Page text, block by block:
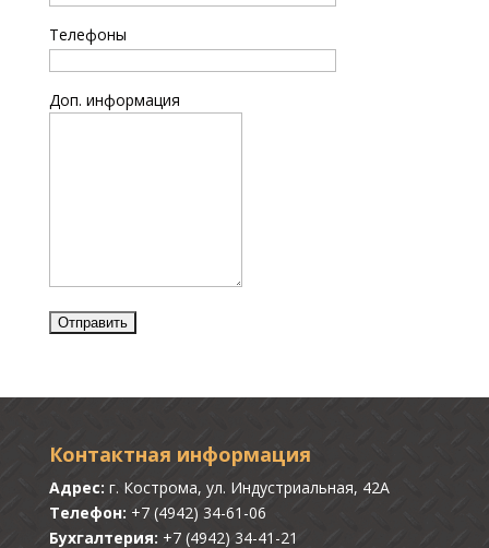
Телефоны
Доп. информация
Контактная информация
Адрес: г. Кострома, ул. Индустриальная, 42А
Телефон: +7 (4942) 34-61-06
Бухгалтерия: +7 (4942) 34-41-21